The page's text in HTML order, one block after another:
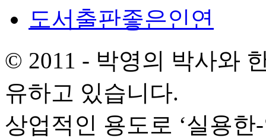
도서출판좋은인연
© 2011 - 박영의 박사와
유하고 있습니다.
상업적인 용도로 ‘실용